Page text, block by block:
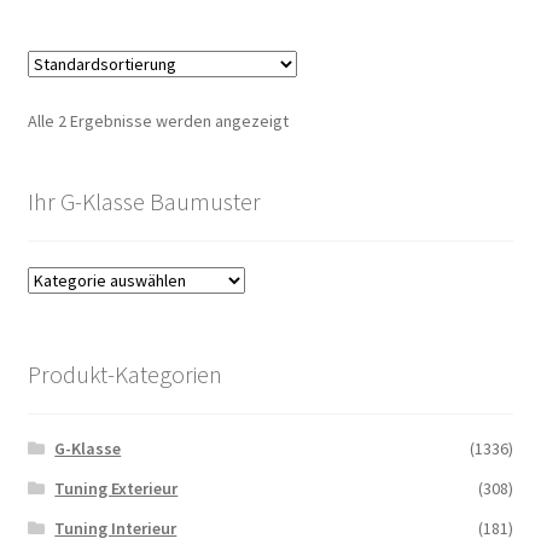
Alle 2 Ergebnisse werden angezeigt
Ihr G-Klasse Baumuster
Produkt-Kategorien
G-Klasse
(1336)
Tuning Exterieur
(308)
Tuning Interieur
(181)